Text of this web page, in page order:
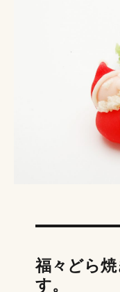
福々どら
す。